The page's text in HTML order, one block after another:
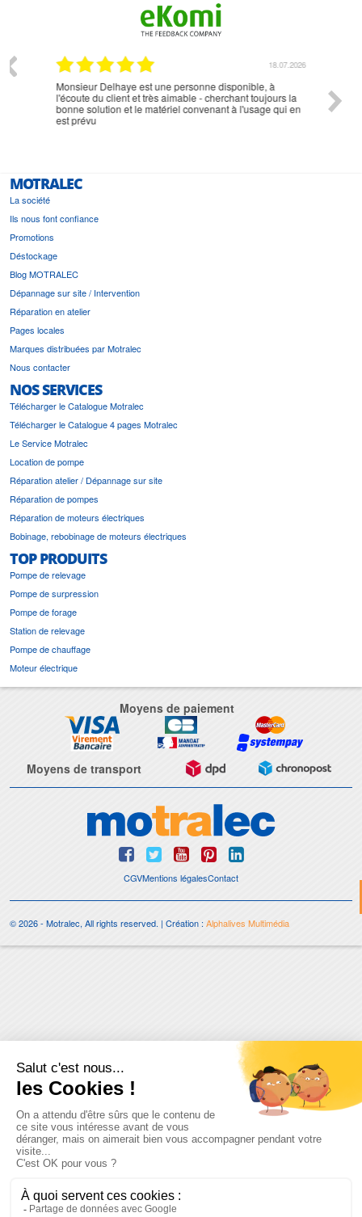
18.07.2026
Monsieur Delhaye est une personne disponible, à
l'écoute du client et très aimable - cherchant toujours la
bonne solution et le matériel convenant à l'usage qui en
est prévu
MOTRALEC
La société
Ils nous font confiance
Promotions
Déstockage
Blog MOTRALEC
Dépannage sur site / Intervention
Réparation en atelier
Pages locales
Marques distribuées par Motralec
Nous contacter
NOS SERVICES
Télécharger le Catalogue Motralec
Télécharger le Catalogue 4 pages Motralec
Le Service Motralec
Location de pompe
Réparation atelier / Dépannage sur site
Réparation de pompes
Réparation de moteurs électriques
Bobinage, rebobinage de moteurs électriques
TOP PRODUITS
Pompe de relevage
Pompe de surpression
Pompe de forage
Station de relevage
Pompe de chauffage
Moteur électrique
Moyens de paiement
Moyens de transport
CGVMentions légalesContact
© 2026 - Motralec, All rights reserved. | Création :Alphalives Multimédia